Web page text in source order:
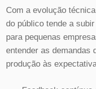
Com a evolução
do público tende a
para pequenas
entender as demandas
produção às